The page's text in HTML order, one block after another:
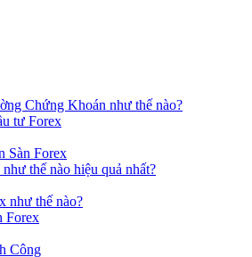
Chứng Khoán như thế nào?
tư Forex
Sàn Forex
thế nào hiệu quả nhất?
như thế nào?
Forex
Công